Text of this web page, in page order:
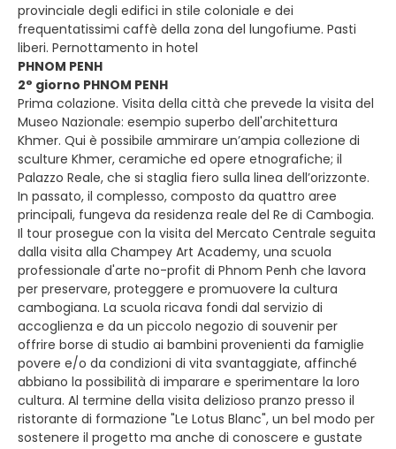
provinciale degli edifici in stile coloniale e dei
frequentatissimi caffè della zona del lungofiume. Pasti
liberi. Pernottamento in hotel
PHNOM PENH
2° giorno PHNOM PENH
Prima colazione. Visita della città che prevede la visita del
Museo Nazionale: esempio superbo dell'architettura
Khmer. Qui è possibile ammirare un’ampia collezione di
sculture Khmer, ceramiche ed opere etnografiche; il
Palazzo Reale, che si staglia fiero sulla linea dell’orizzonte.
In passato, il complesso, composto da quattro aree
principali, fungeva da residenza reale del Re di Cambogia.
Il tour prosegue con la visita del Mercato Centrale seguita
dalla visita alla Champey Art Academy, una scuola
professionale d'arte no-profit di Phnom Penh che lavora
per preservare, proteggere e promuovere la cultura
cambogiana. La scuola ricava fondi dal servizio di
accoglienza e da un piccolo negozio di souvenir per
offrire borse di studio ai bambini provenienti da famiglie
povere e/o da condizioni di vita svantaggiate, affinché
abbiano la possibilità di imparare e sperimentare la loro
cultura. Al termine della visita delizioso pranzo presso il
ristorante di formazione "Le Lotus Blanc", un bel modo per
sostenere il progetto ma anche di conoscere e gustate